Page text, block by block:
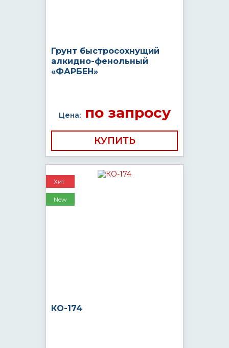
Грунт быстросохнущий
алкидно-фенольный
«ФАРБЕН»
Цена:по запросу
КУПИТЬ
Хит
New
КО-174